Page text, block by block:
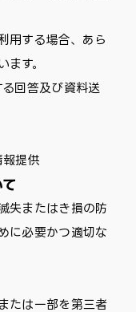
用する場合、あら
す。
る回答及び資料送
報提供
失またはき損の防
に必要かつ適切な
たは一部を第三者